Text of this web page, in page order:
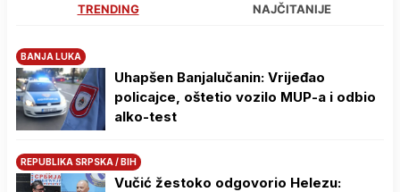
TRENDING NAJČITANIJE
BANJA LUKA
Uhapšen Banjalučanin: Vrijeđao
policajce, oštetio vozilo MUP-a i odbio
alko-test
REPUBLIKA SRPSKA / BIH
Vučić žestoko odgovorio Helezu: